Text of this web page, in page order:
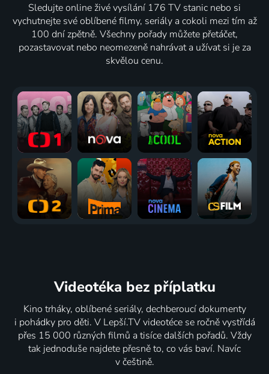
Sledujte online živé vysílání 176 TV stanic nebo si
vychutnejte své oblíbené filmy, seriály a cokoli mezi tím až
100 dní zpětně. Všechny pořady můžete přetáčet,
pozastavovat nebo neomezeně nahrávat a užívat si je za
skvělou cenu.
Videotéka bez příplatku
Kino trháky, oblíbené seriály, dechberoucí dokumenty
i pohádky pro děti. V Lepší.TV videotéce se ročně vystřídá
přes 15 000 různých filmů a tisíce dalších pořadů. Vždy
tak jednoduše najdete přesně to, co vás baví. Navíc
v češtině.